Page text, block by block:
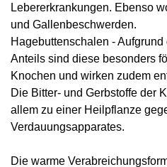
Lebererkrankungen. Ebenso
und Gallenbeschwerden.
Hagebuttenschalen -
Anteils sind diese besonders
Knochen und wirken zudem
Die Bitter- und Gerbstoffe der
allem zu einer Heilpflanze
Verdauungsapparates.
Die warme